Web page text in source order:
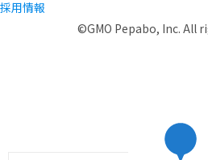
採用情報
©GMO Pepabo, Inc. All